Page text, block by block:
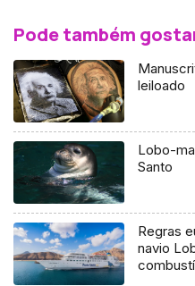
Pode também
leiloado
Lobo-
Santo
Regras
navio